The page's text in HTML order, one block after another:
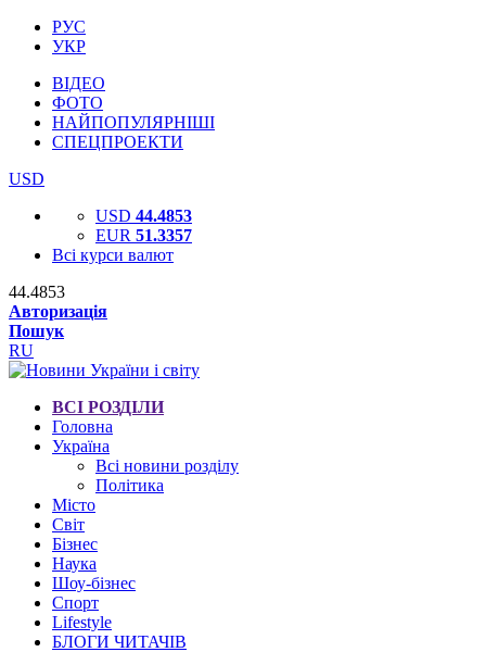
РУС
УКР
ВІДЕО
ФОТО
НАЙПОПУЛЯРНІШІ
СПЕЦПРОЕКТИ
USD
USD 44.4853
EUR 51.3357
Всі курси валют
44.4853
Авторизація
Пошук
RU
ВСІ РОЗДІЛИ
Головна
Україна
Всі новини розділу
Політика
Місто
Світ
Бізнес
Наука
Шоу-бізнес
Спорт
Lifestyle
БЛОГИ ЧИТАЧІВ